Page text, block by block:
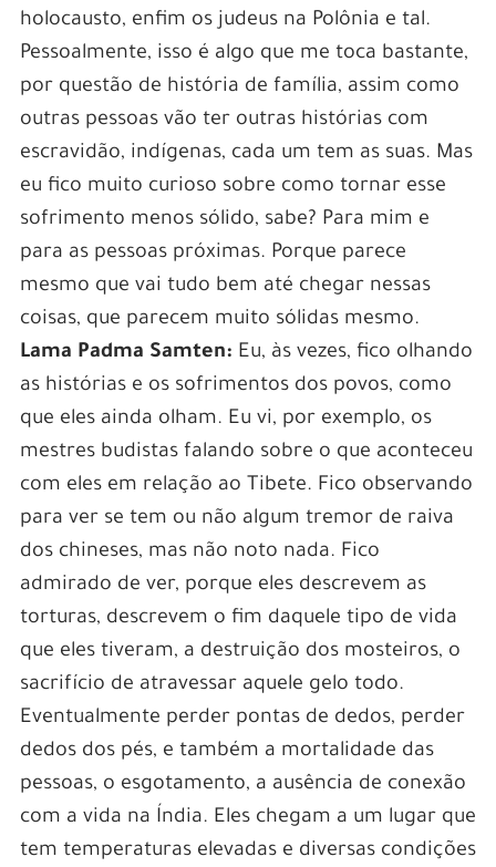
holocausto, enfim os judeus na Polônia e tal.
Pessoalmente, isso é algo que me toca bastante,
por questão de história de família, assim como
outras pessoas vão ter outras histórias com
escravidão, indígenas, cada um tem as suas. Mas
eu fico muito curioso sobre como tornar esse
sofrimento menos sólido, sabe? Para mim e
para as pessoas próximas. Porque parece
mesmo que vai tudo bem até chegar nessas
coisas, que parecem muito sólidas mesmo.
Lama Padma Samten: Eu, às vezes, fico olhando
as histórias e os sofrimentos dos povos, como
que eles ainda olham. Eu vi, por exemplo, os
mestres budistas falando sobre o que aconteceu
com eles em relação ao Tibete. Fico observando
para ver se tem ou não algum tremor de raiva
dos chineses, mas não noto nada. Fico
admirado de ver, porque eles descrevem as
torturas, descrevem o fim daquele tipo de vida
que eles tiveram, a destruição dos mosteiros, o
sacrifício de atravessar aquele gelo todo.
Eventualmente perder pontas de dedos, perder
dedos dos pés, e também a mortalidade das
pessoas, o esgotamento, a ausência de conexão
com a vida na Índia. Eles chegam a um lugar que
tem temperaturas elevadas e diversas condições